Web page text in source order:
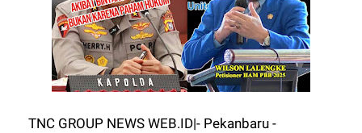
TNC GROUP NEWS WEB.ID|- Pekanbaru -